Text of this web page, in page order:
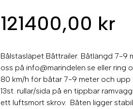
121400,00 kr
Bålstasläpet Båttrailer. Båtlängd 7-9
oss på info@marindelen.se eller ring
80 km/h för båtar 7-9 meter och upp
13st. rullar/sida på en tippbar
ett luftsmort skrov. Båten ligger